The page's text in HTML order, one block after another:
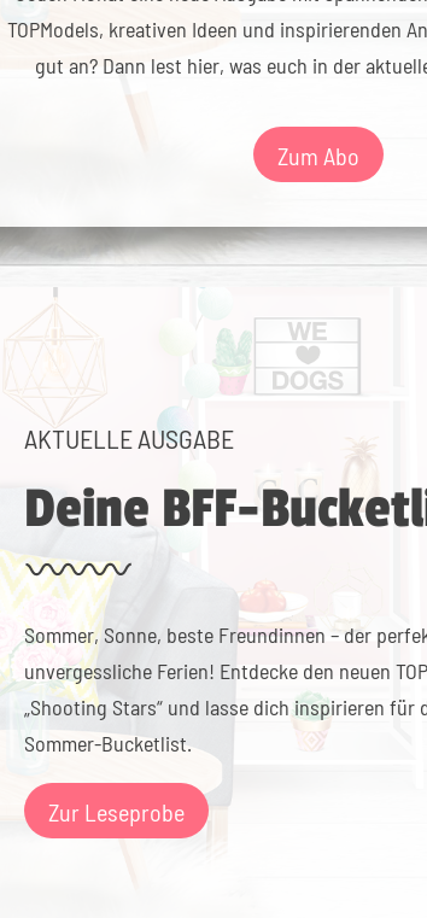
TOPModels, kreativen Ideen und inspirierenden
gut an? Dann lest hier, was euch in der
Zum Abo
AKTUELLE AUSGABE
Deine BFF-
Sommer, Sonne, beste Freundinnen – der
unvergessliche Ferien! Entdecke den neuen
„Shooting Stars“ und lasse dich inspirieren für
Sommer-Bucketlist.
Zur Leseprobe